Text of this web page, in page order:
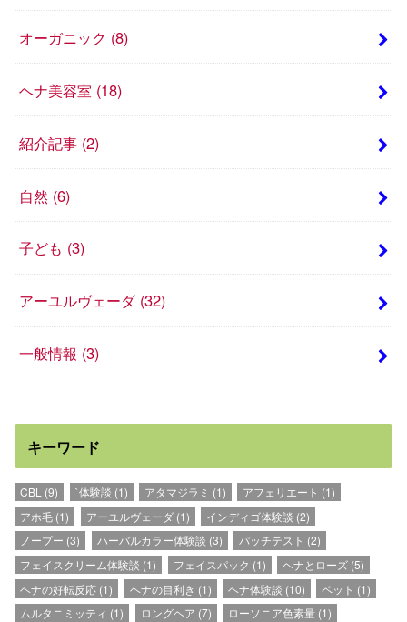
オーガニック (8)
ヘナ美容室 (18)
紹介記事 (2)
自然 (6)
子ども (3)
アーユルヴェーダ (32)
一般情報 (3)
キーワード
CBL (9) `体験談 (1) アタマジラミ (1) アフェリエート (1)
アホ毛 (1) アーユルヴェーダ(1) インディゴ体験談 (2)
ノープー (3) ハーバルカラー体験談 (3) パッチテスト (2)
フェイスクリーム体験談 (1) フェイスパック (1) ヘナとローズ(5)
ヘナの好転反応 (1) ヘナの目利き (1) ヘナ体験談 (10) ペット (1)
ムルタニミッティ (1) ロングヘア (7) ローソニア色素量(1)